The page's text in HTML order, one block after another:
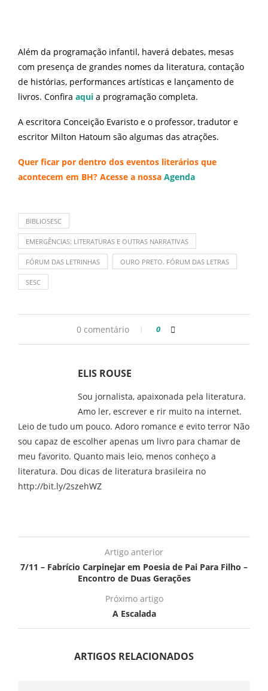
Além da programação infantil, haverá debates, mesas
com presença de grandes nomes da literatura, contação
de histórias, performances artísticas e lançamento de
livros. Confira aqui a programação completa.
A escritora Conceição Evaristo e o professor, tradutor e
escritor Milton Hatoum são algumas das atrações.
Quer ficar por dentro dos eventos literários que
acontecem em BH? Acesse a nossa Agenda
BIBLIOSESC
EMERGÊNCIAS: LITERATURAS E OUTRAS NARRATIVAS
FÓRUM DAS LETRINHAS OURO PRETO. FÓRUM DAS LETRAS
SESC
0 comentário 0
ELIS ROUSE
Sou jornalista, apaixonada pela literatura.
Amo ler, escrever e rir muito na internet.
Leio de tudo um pouco. Adoro romance e evito terror Não
sou capaz de escolher apenas um livro para chamar de
meu favorito. Quanto mais leio, menos conheço a
literatura. Dou dicas de literatura brasileira no
http://bit.ly/2szehWZ
Artigo anterior
7/11 – Fabrício Carpinejar em Poesia de Pai Para Filho –
Encontro de Duas Gerações
Próximo artigo
A Escalada
ARTIGOS RELACIONADOS